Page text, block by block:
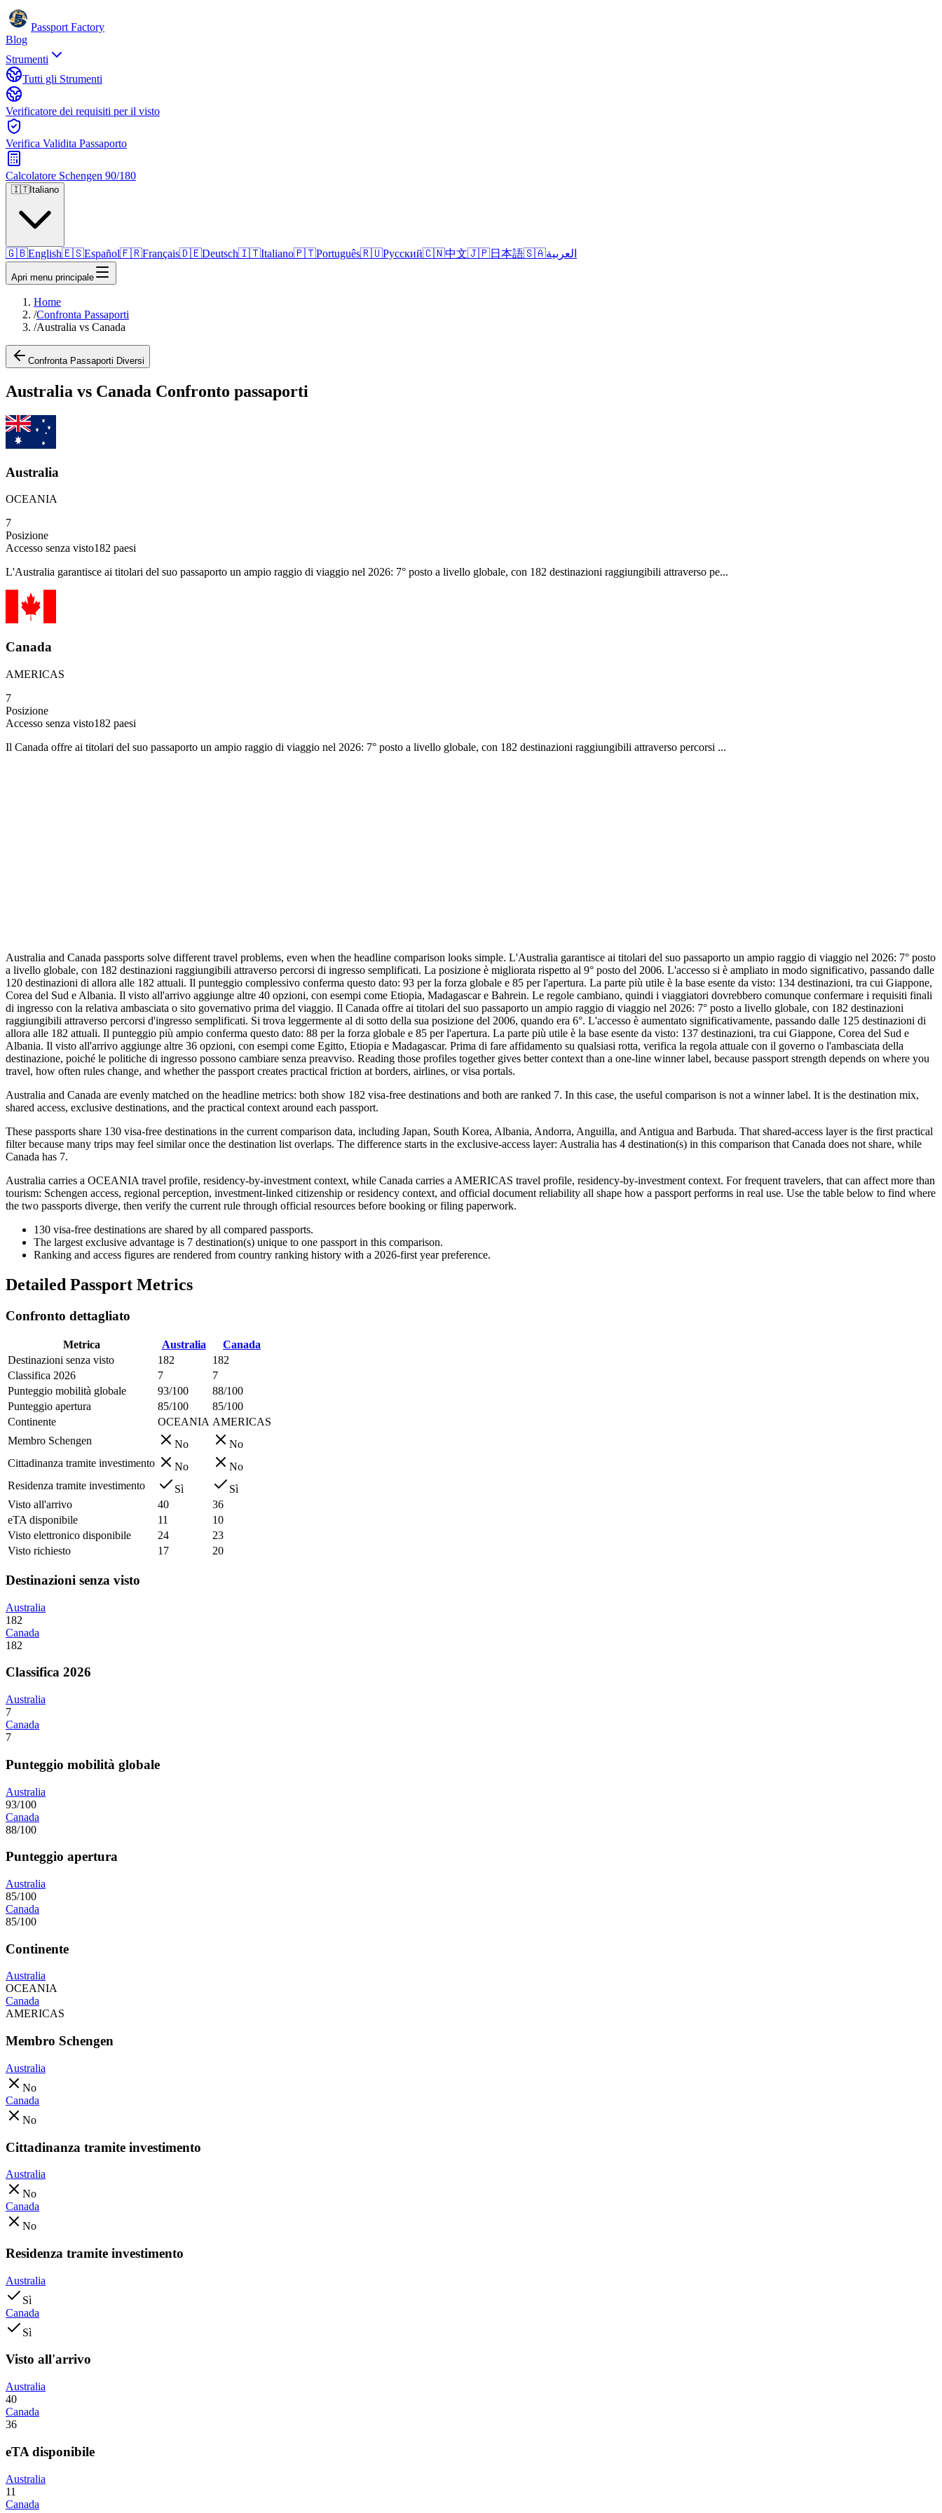
Passport Factory
Blog
Strumenti
Tutti gli Strumenti
Verificatore dei requisiti per il visto
Verifica Validita Passaporto
Calcolatore Schengen 90/180
🇮🇹Italiano
🇬🇧English🇪🇸Español🇫🇷Français🇩🇪Deutsch🇮🇹Italiano🇵🇹Português🇷🇺Русский🇨🇳中文🇯🇵日本語🇸🇦العربية
Apri menu principale
Home
/Confronta Passaporti
/Australia vs Canada
Confronta Passaporti Diversi
Australia vs Canada Confronto passaporti
Australia
OCEANIA
7
Posizione
Accesso senza visto182 paesi
L'Australia garantisce ai titolari del suo passaporto un ampio raggio di viaggio nel 2026: 7° posto a livello globale, con 182 destinazioni raggiungibili attraverso pe...
Canada
AMERICAS
7
Posizione
Accesso senza visto182 paesi
Il Canada offre ai titolari del suo passaporto un ampio raggio di viaggio nel 2026: 7° posto a livello globale, con 182 destinazioni raggiungibili attraverso percorsi ...
Australia and Canada passports solve different travel problems, even when the headline comparison looks simple. L'Australia garantisce ai titolari del suo passaporto un ampio raggio di viaggio nel 2026: 7° posto
a livello globale, con 182 destinazioni raggiungibili attraverso percorsi di ingresso semplificati. La posizione è migliorata rispetto al 9° posto del 2006. L'accesso si è ampliato in modo significativo, passando dalle
120 destinazioni di allora alle 182 attuali. Il punteggio complessivo conferma questo dato: 93 per la forza globale e 85 per l'apertura. La parte più utile è la base esente da visto: 134 destinazioni, tra cui Giappone,
Corea del Sud e Albania. Il visto all'arrivo aggiunge altre 40 opzioni, con esempi come Etiopia, Madagascar e Bahrein. Le regole cambiano, quindi i viaggiatori dovrebbero comunque confermare i requisiti finali
di ingresso con la relativa ambasciata o sito governativo prima del viaggio. Il Canada offre ai titolari del suo passaporto un ampio raggio di viaggio nel 2026: 7° posto a livello globale, con 182 destinazioni
raggiungibili attraverso percorsi d'ingresso semplificati. Si trova leggermente al di sotto della sua posizione del 2006, quando era 6°. L'accesso è aumentato significativamente, passando dalle 125 destinazioni di
allora alle 182 attuali. Il punteggio più ampio conferma questo dato: 88 per la forza globale e 85 per l'apertura. La parte più utile è la base esente da visto: 137 destinazioni, tra cui Giappone, Corea del Sud e
Albania. Il visto all'arrivo aggiunge altre 36 opzioni, con esempi come Egitto, Etiopia e Madagascar. Prima di fare affidamento su qualsiasi rotta, verifica la regola attuale con il governo o l'ambasciata della
destinazione, poiché le politiche di ingresso possono cambiare senza preavviso. Reading those profiles together gives better context than a one-line winner label, because passport strength depends on where you
travel, how often rules change, and whether the passport creates practical friction at borders, airlines, or visa portals.
Australia and Canada are evenly matched on the headline metrics: both show 182 visa-free destinations and both are ranked 7. In this case, the useful comparison is not a winner label. It is the destination mix,
shared access, exclusive destinations, and the practical context around each passport.
These passports share 130 visa-free destinations in the current comparison data, including Japan, South Korea, Albania, Andorra, Anguilla, and Antigua and Barbuda. That shared-access layer is the first practical
filter because many trips may feel similar once the destination list overlaps. The difference starts in the exclusive-access layer: Australia has 4 destination(s) in this comparison that Canada does not share, while
Canada has 7.
Australia carries a OCEANIA travel profile, residency-by-investment context, while Canada carries a AMERICAS travel profile, residency-by-investment context. For frequent travelers, that can affect more than
tourism: Schengen access, regional perception, investment-linked citizenship or residency context, and official document reliability all shape how a passport performs in real use. Use the table below to find where
the two passports diverge, then verify the current rule through official resources before booking or filing paperwork.
130 visa-free destinations are shared by all compared passports.
The largest exclusive advantage is 7 destination(s) unique to one passport in this comparison.
Ranking and access figures are rendered from country ranking history with a 2026-first year preference.
Detailed Passport Metrics
Confronto dettagliato
Metrica Australia
Canada
Destinazioni senza visto
182
182
Classifica 2026
7
7
Punteggio mobilità globale
93/100
88/100
Punteggio apertura
85/100
85/100
Continente
OCEANIA AMERICAS
Membro Schengen
No
No
Cittadinanza tramite investimento
No
No
Residenza tramite investimento
Sì
Sì
Visto all'arrivo
40
36
eTA disponibile
11
10
Visto elettronico disponibile
24
23
Visto richiesto
17 20
Destinazioni senza visto
Australia
182
Canada
182
Classifica 2026
Australia
7
Canada
7
Punteggio mobilità globale
Australia
93/100
Canada
88/100
Punteggio apertura
Australia
85/100
Canada
85/100
Continente
Australia
OCEANIA
Canada
AMERICAS
Membro Schengen
Australia
No
Canada
No
Cittadinanza tramite investimento
Australia
No
Canada
No
Residenza tramite investimento
Australia
Sì
Canada
Sì
Visto all'arrivo
Australia
40
Canada
36
eTA disponibile
Australia
11
Canada